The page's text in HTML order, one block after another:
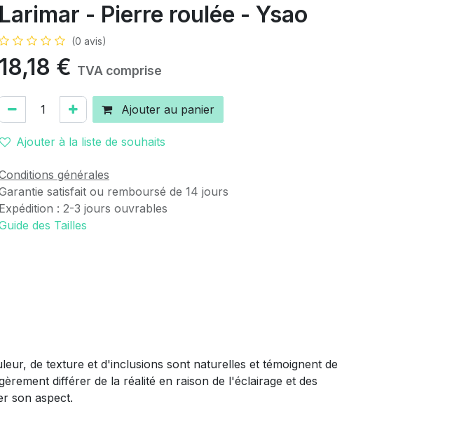
Larimar - Pierre roulée - Ysao
(0 avis)
18,18 € TVA comprise
Ajouter au panier
Ajouter à la liste de souhaits
générales
satisfait ou remboursé de 14 jours
Expédition : 2-3 jours ouvrables
des Tailles
de texture et d'inclusions sont naturelles et témoignent de
différer de la réalité en raison de l'éclairage et des
son aspect.